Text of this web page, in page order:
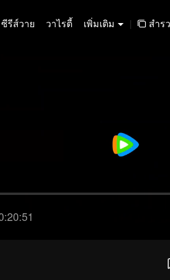
ซีรีส์วาย วาไรตี้ เพิ่มเติม | สำร